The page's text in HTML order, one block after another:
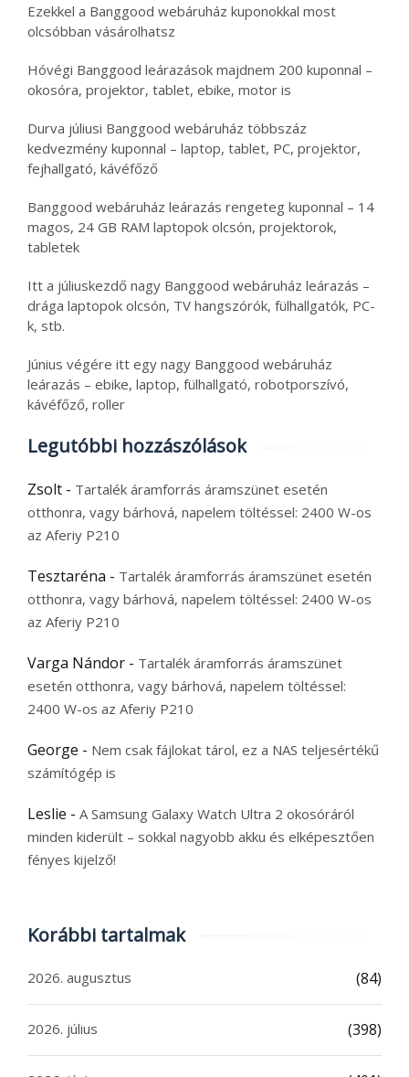
Ezekkel a Banggood webáruház kuponokkal most
olcsóbban vásárolhatsz
Hóvégi Banggood leárazások majdnem 200 kuponnal –
okosóra, projektor, tablet, ebike, motor is
Durva júliusi Banggood webáruház többszáz
kedvezmény kuponnal – laptop, tablet, PC, projektor,
fejhallgató, kávéfőző
Banggood webáruház leárazás rengeteg kuponnal – 14
magos, 24 GB RAM laptopok olcsón, projektorok,
tabletek
Itt a júliuskezdő nagy Banggood webáruház leárazás –
drága laptopok olcsón, TV hangszórók, fülhallgatók, PC-
k, stb.
Június végére itt egy nagy Banggood webáruház
leárazás – ebike, laptop, fülhallgató, robotporszívó,
kávéfőző, roller
Legutóbbi hozzászólások
Zsolt - Tartalék áramforrás áramszünet esetén
otthonra, vagy bárhová, napelem töltéssel: 2400 W-os
az Aferiy P210
Tesztaréna - Tartalék áramforrás áramszünet esetén
otthonra, vagy bárhová, napelem töltéssel: 2400 W-os
az Aferiy P210
Varga Nándor - Tartalék áramforrás áramszünet
esetén otthonra, vagy bárhová, napelem töltéssel:
2400 W-os az Aferiy P210
George - Nem csak fájlokat tárol, ez a NAS teljesértékű
számítógép is
Leslie - A Samsung Galaxy Watch Ultra 2 okosóráról
minden kiderült – sokkal nagyobb akku és elképesztően
fényes kijelző!
Korábbi tartalmak
2026. augusztus (84)
2026. július (398)